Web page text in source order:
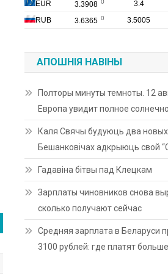
АПОШНІЯ НАВІНЫ
Полторы минуты темноты. 12
Европа увидит полное
Каля Свячы будуюць два новых
Бешанковічах адкрыюць свой
Гадавіна бітвы пад Клецкам
Зарплаты чиновников снова
сколько получают сейчас
Средняя зарплата в Беларуси
3100 рублей: где платят